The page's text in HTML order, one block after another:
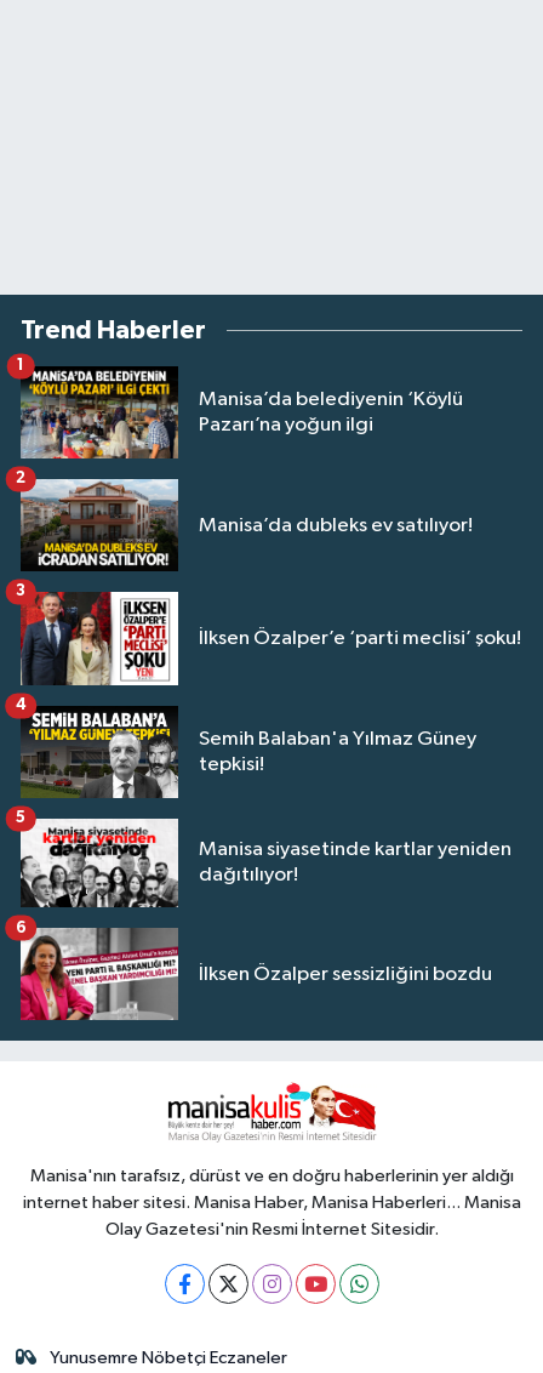
Trend Haberler
Manisa’da belediyenin ‘Köylü
Pazarı’na yoğun ilgi
Manisa’da dubleks ev satılıyor!
2
İlksen Özalper’e ‘parti meclisi’ şoku!
3
Semih Balaban'a Yılmaz Güney
tepkisi!
4
Manisa siyasetinde kartlar yeniden
dağıtılıyor!
5
İlksen Özalper sessizliğini bozdu
6
Manisa'nın tarafsız, dürüst ve en doğru haberlerinin yer aldığı
internet haber sitesi. Manisa Haber, Manisa Haberleri... Manisa
Olay Gazetesi'nin Resmi İnternet Sitesidir.
Yunusemre Nöbetçi Eczaneler